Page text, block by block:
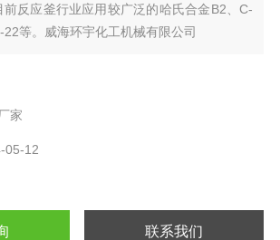
反应釜行业应用较广泛的哈氏合金B2、C-
等。威海环宇化工机械有限公司
家
05-12
联系我们